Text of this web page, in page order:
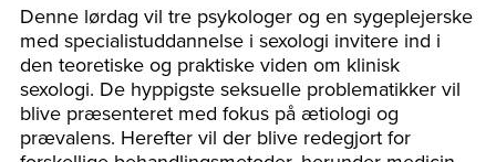
Denne lørdag vil tre psykologer og en sygeplejerske
med specialistuddannelse i sexologi invitere ind i
den teoretiske og praktiske viden om klinisk
sexologi. De hyppigste seksuelle problematikker vil
blive præsenteret med fokus på ætiologi og
prævalens. Herefter vil der blive redegjort for